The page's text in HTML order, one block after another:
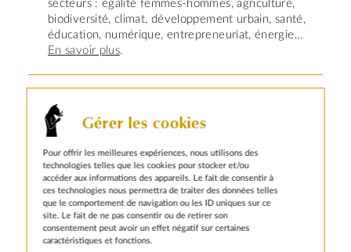
Gérer les cookies
Pour offrir les meilleures expériences, nous utilisons des
technologies telles que les cookies pour stocker et/ou
accéder aux informations des appareils. Le fait de consentir à
ces technologies nous permettra de traiter des données telles
que le comportement de navigation ou les ID uniques sur ce
site. Le fait de ne pas consentir ou de retirer son
consentement peut avoir un effet négatif sur certaines
caractéristiques et fonctions.
secteurs : égalité femmes-hommes, agriculture,
biodiversité, climat, développement urbain, santé,
éducation, numérique, entrepreneuriat, énergie…
En savoir plus.
Animal pensant est devenu un
partenaire indispensable pour la
communication interne de l’AFD.
Merci pour l’expertise dont la
stratégie éditoriale interne a pu